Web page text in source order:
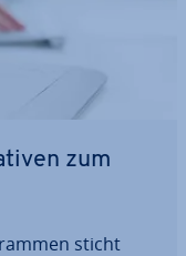
zum
sticht